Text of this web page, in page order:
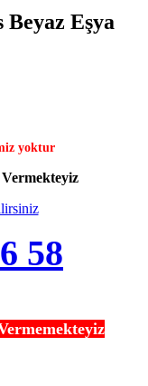
Eşya
yoktur
58